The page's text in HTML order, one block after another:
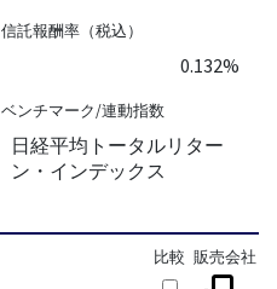
信託報酬率（税込）
0.132%
ベンチマーク/連動指数
日経平均トータルリター
ン・インデックス
比較 販売会社